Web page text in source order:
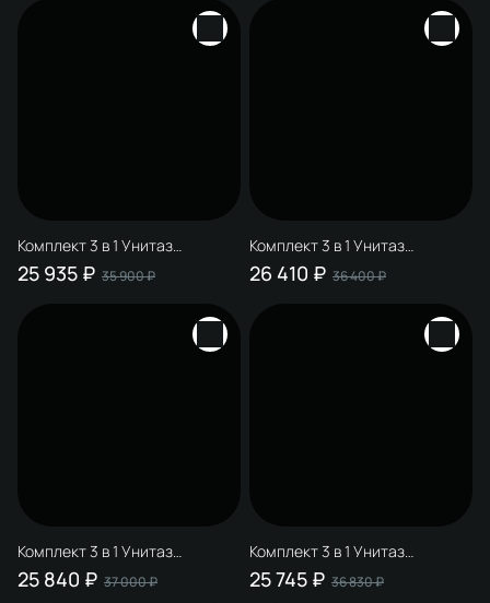
500474 цвет матовое золото
Комплект 3 в 1 Унитаз
подвесной STWORKI Муле
HDC510NWH + Инсталляция
500471 цвет матовый черный
25 935 ₽ 35 900 ₽
Комплект 3 в 1 Унитаз
подвесной STWORKI Муле
HDC510NWH + Инсталляция
26 410 ₽ 36 400 ₽
Комплект 3 в 1 Унитаз
подвесной STWORKI Муле
HDC510NWH + Инсталляция
25 840 ₽ 37 000 ₽
Комплект 3 в 1 Унитаз
подвесной STWORKI Муле
HDC510NWH + Инсталляция
25 745 ₽ 36 830 ₽